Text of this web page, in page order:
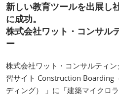
新しい教育ツールを出展し
に成功。
株式会社ワット・コンサル
ー
株式会社ワット・コンサルティ
習サイト Construction Boarding
ディング） 」に『建築マイクロ